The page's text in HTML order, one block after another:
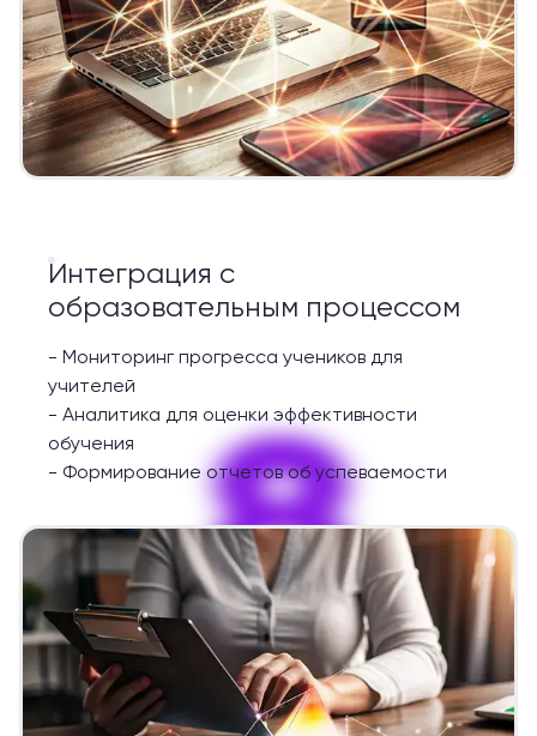
8
Интеграция с
образовательным процессом
- Мониторинг прогресса учеников для
учителей
- Аналитика для оценки эффективности
обучения
- Формирование отчетов об успеваемости